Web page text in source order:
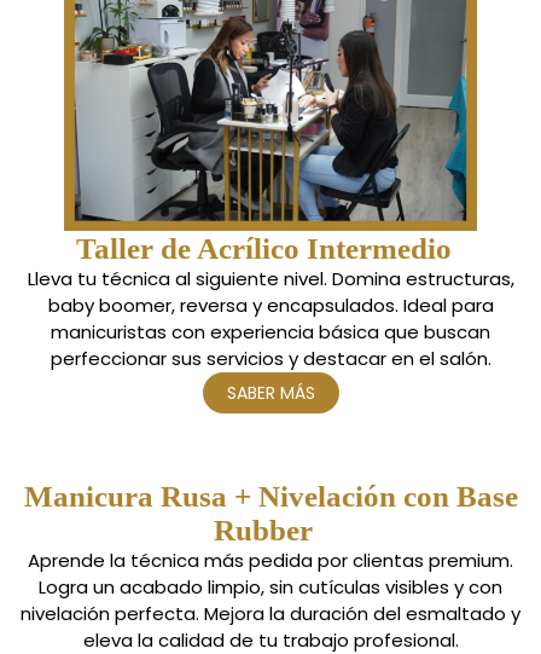
Taller de Acrílico Intermedio
Lleva tu técnica al siguiente nivel. Domina estructuras,
baby boomer, reversa y encapsulados. Ideal para
manicuristas con experiencia básica que buscan
perfeccionar sus servicios y destacar en el salón.
SABER MÁS
Manicura Rusa + Nivelación con Base
Rubber
Aprende la técnica más pedida por clientas premium.
Logra un acabado limpio, sin cutículas visibles y con
nivelación perfecta. Mejora la duración del esmaltado y
eleva la calidad de tu trabajo profesional.